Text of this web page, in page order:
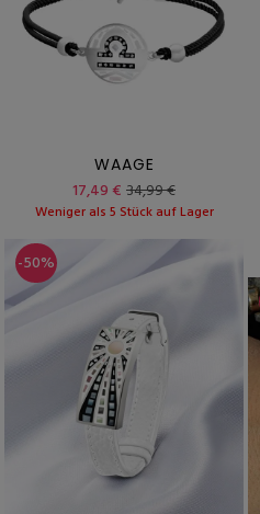
WAAGE
17,49 € 34,99 €
Weniger als 5 Stück auf Lager
-50%